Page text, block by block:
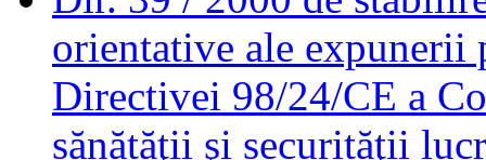
orientative ale expunerii
Directivei 98/24/CE a
sănătăţii şi securităţii